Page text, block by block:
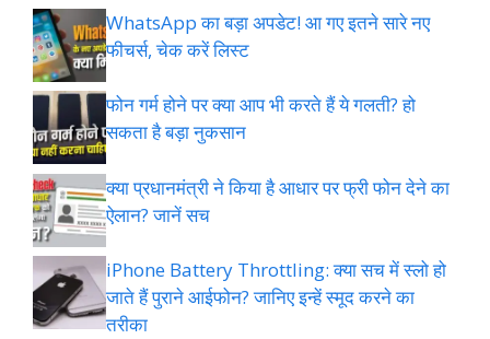
WhatsApp का बड़ा अपडेट! आ गए इतने सारे नए
फीचर्स, चेक करें लिस्ट
फोन गर्म होने पर क्या आप भी करते हैं ये गलती? हो
सकता है बड़ा नुकसान
क्या प्रधानमंत्री ने किया है आधार पर फ्री फोन देने का
ऐलान? जानें सच
iPhone Battery Throttling: क्या सच में स्लो हो
जाते हैं पुराने आईफोन? जानिए इन्हें स्मूद करने का
तरीका